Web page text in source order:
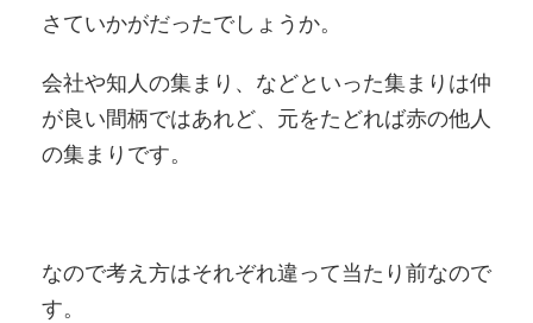
さていかがだったでしょうか。
会社や知人の集まり、などといった集まりは仲
が良い間柄ではあれど、元をたどれば赤の他人
の集まりです。
なので考え方はそれぞれ違って当たり前なので
す。